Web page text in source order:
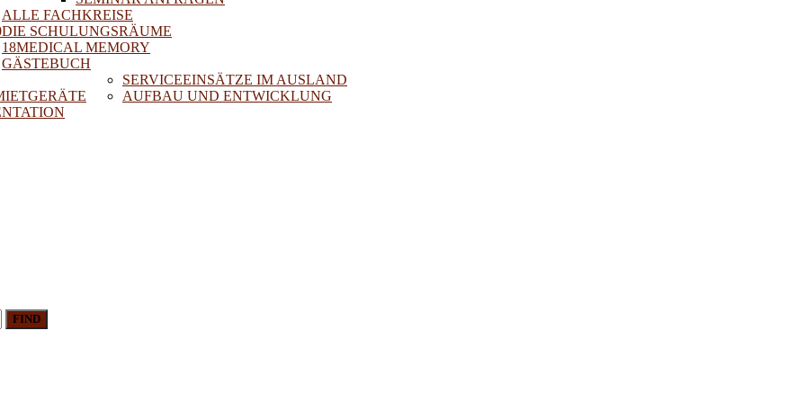
ALLE FACHKREISE
DIE SCHULUNGSRÄUME
18MEDICAL MEMORY
GÄSTEBUCH
SERVICEEINSÄTZE IM AUSLAND
AUFBAU UND ENTWICKLUNG
FIND